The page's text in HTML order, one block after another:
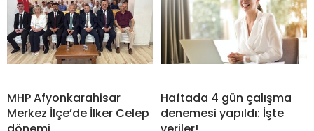
MHP Afyonkarahisar
Merkez İlçe’de İlker Celep
Haftada 4 gün çalışma
denemesi yapıldı: İşte